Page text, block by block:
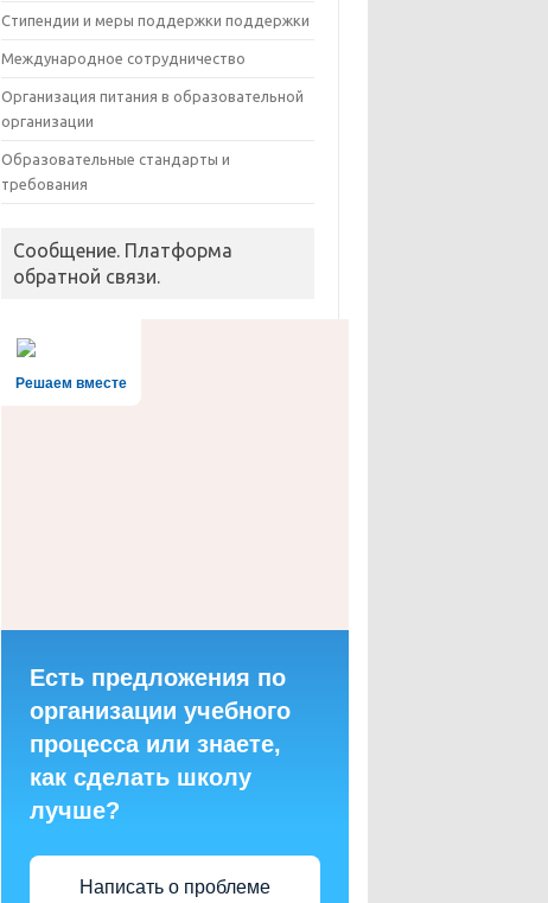
Стипендии и меры поддержки поддержки
Международное сотрудничество
Организация питания в образовательной
организации
Образовательные стандарты и
требования
Сообщение. Платформа
обратной связи.
Решаем вместе
Есть предложения по
организации учебного
процесса или знаете,
как сделать школу
лучше?
Написать о проблеме